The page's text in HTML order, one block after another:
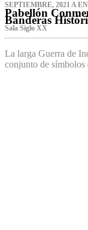
SEPTIEMBRE, 2021 A
Pabellón
Banderas
Sala Siglo XX
La larga Guerra de
conjunto de símbolos